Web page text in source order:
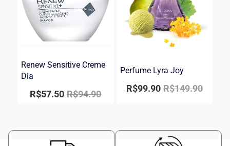
Renew Sensitive Creme
Dia
R$94.90
R$57.50
Perfume Lyra Joy
R$149.90
R$99.90